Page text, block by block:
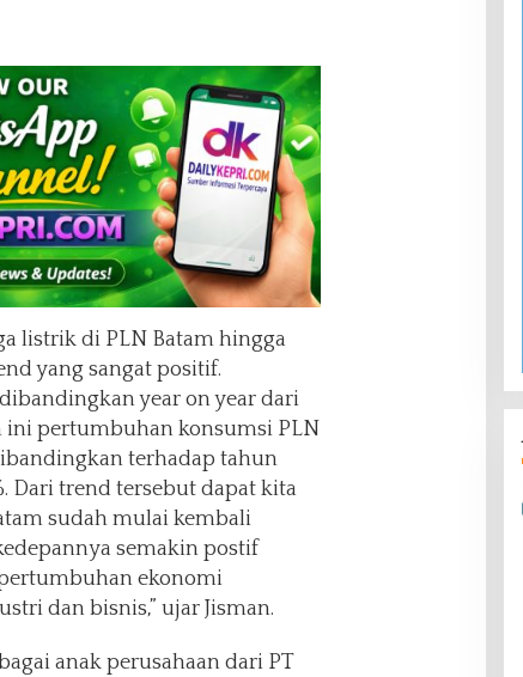
listrik di PLN Batam hingga
yang sangat positif.
year on year dari
ini pertumbuhan konsumsi PLN
terhadap tahun
Dari trend tersebut dapat kita
sudah mulai kembali
semakin postif
ekonomi
dan bisnis,” ujar Jisman.
anak perusahaan dari PT